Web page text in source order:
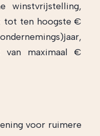
winstvrijstelling,
tot ten hoogste €
van maximaal €
voor ruimere